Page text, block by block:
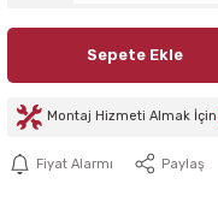
Sepete Ekle
Montaj Hizmeti Almak İçin
Fiyat Alarmı Paylaş